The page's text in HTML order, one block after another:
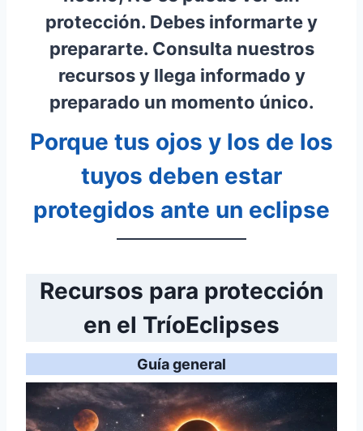
protección. Debes informarte y
prepararte. Consulta nuestros
recursos y llega informado y
preparado un momento único.
Porque tus ojos y los de los
tuyos deben estar
protegidos ante un eclipse
Recursos para protección
en el TríoEclipses
Guía general